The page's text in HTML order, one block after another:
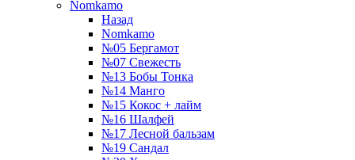
Nomkamo
Назад
Nomkamo
№05 Бергамот
№07 Свежесть
№13 Бобы Тонка
№14 Манго
№15 Кокос + лайм
№16 Шалфей
№17 Лесной бальзам
№19 Сандал